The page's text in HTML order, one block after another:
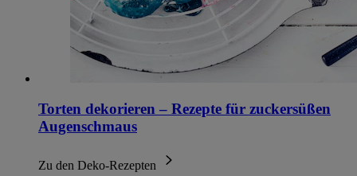
Torten dekorieren – Rezepte für zuckersüßen
Augenschmaus
Zu den Deko-Rezepten